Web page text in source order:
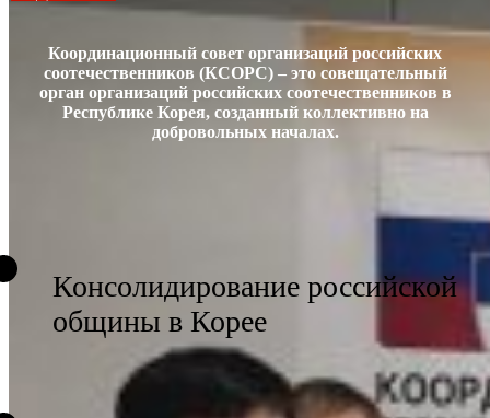
Координационный совет организаций российских
соотечественников (КСОРС) – это совещательный
орган организаций российских соотечественников в
Республике Корея, созданный коллективно на
добровольных началах.
Консолидирование российской
общины в Корее